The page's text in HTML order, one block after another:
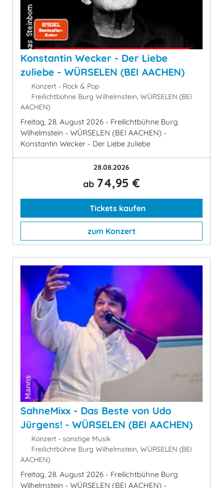
Konstantin Wecker - Der Liebe
zuliebe - WÜRSELEN (BEI AACHEN)
Konzert - Rock & Pop
Freilichtbühne Burg Wilhelmstein, WÜRSELEN (BEI
AACHEN)
Freitag, 28. August 2026 - Freilichtbühne Burg
Wilhelmstein - WÜRSELEN (BEI AACHEN) -
Konstantin Wecker - Der Liebe zuliebe
28.08.2026
ab 74,95 €
Tickets kaufen
zum Konzert
SahneMixx - Das Beste von Udo
Jürgens! - WÜRSELEN (BEI AACHEN)
Konzert - sonstige Musik
Freilichtbühne Burg Wilhelmstein, WÜRSELEN (BEI
AACHEN)
Freitag, 28. August 2026 - Freilichtbühne Burg
Wilhelmstein - WÜRSELEN (BEI AACHEN) -